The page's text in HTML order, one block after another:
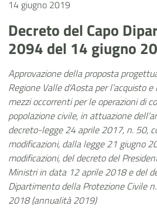
14 giugno 2019
Decreto del Capo
2094 del 14 giugno
Approvazione della proposta
Regione Valle d'Aosta per l’acquisto
mezzi occorrenti per le operazioni di
popolazione civile, in attuazione
decreto-legge 24 aprile 2017, n. 50,
modificazioni, dalla legge 21 giugno
modificazioni, del decreto del
Ministri in data 12 aprile 2018 e del
Dipartimento della Protezione Civile
2018 (annualità 2019)